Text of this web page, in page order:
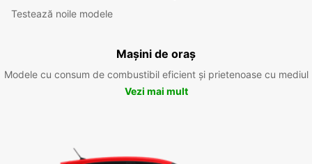
Testează noile modele
Mașini de oraș
Modele cu consum de combustibil eficient și prietenoase cu mediul
Vezi mai mult